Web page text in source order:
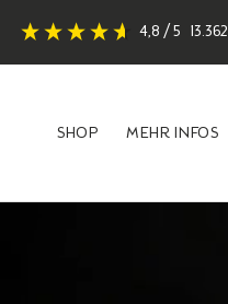
zum
4,8 / 5 13.362
SHOP
MEHR INFOS